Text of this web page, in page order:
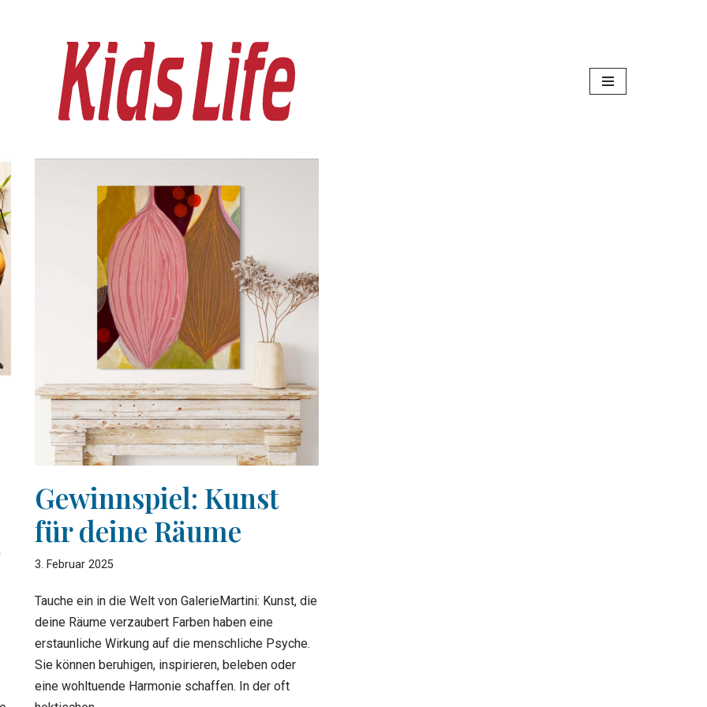
Gewinnspiel: Kunst
für deine Räume
3. Februar 2025
Tauche ein in die Welt von GalerieMartini: Kunst, die
deine Räume verzaubert Farben haben eine
erstaunliche Wirkung auf die menschliche Psyche.
Sie können beruhigen, inspirieren, beleben oder
eine wohltuende Harmonie schaffen. In der oft